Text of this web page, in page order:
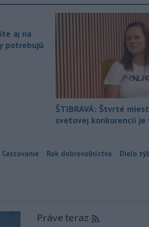
aj na
potrebujú
ŠTIBRAVÁ: Štvrté
svetovej konkurencii je
Cestovanie Rok dobrovoľníctva Dielo
Práve teraz